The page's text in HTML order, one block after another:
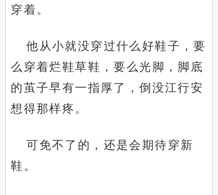
穿着。
他从小就没穿过什么好鞋子，要
么穿着烂鞋草鞋，要么光脚，脚底
的茧子早有一指厚了，倒没江行安
想得那样疼。
可免不了的，还是会期待穿新
鞋。